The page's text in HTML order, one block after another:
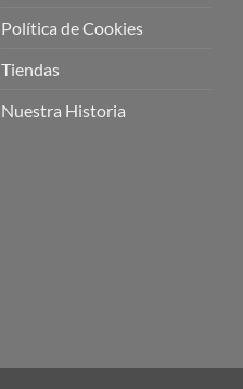
Política de Cookies
Tiendas
Nuestra Historia